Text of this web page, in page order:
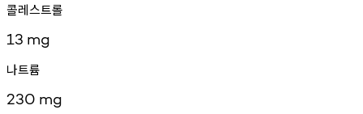
콜레스트롤
13 mg
나트륨
230 mg